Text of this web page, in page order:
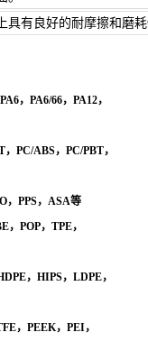
具有良好的耐摩擦和磨
，PA6/66，PA12，
PC/ABS，PC/PBT，
，PPS，ASA等
POP，TPE，
，HIPS，LDPE，
，PEEK，PEI，